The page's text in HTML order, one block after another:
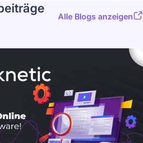
Alle Blogs anzeigen